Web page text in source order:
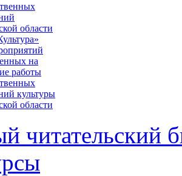
области
на
работы
культуры
области
читательский